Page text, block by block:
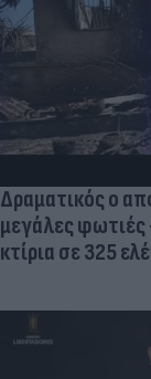
Δραματικός ο
μεγάλες φωτιές
κτίρια σε 325